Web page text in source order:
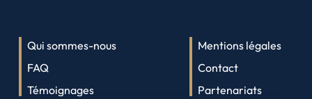
Qui sommes-nous
FAQ
Témoignages
Mentions légales
Contact
Partenariats